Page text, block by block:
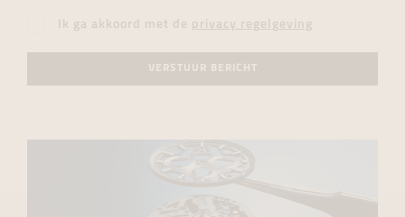
Ik ga akkoord met de privacy regelgeving
VERSTUUR BERICHT